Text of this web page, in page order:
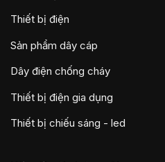
Thiết bị điện
Sản phẩm dây cáp
Dây điện chống cháy
Thiết bị điện gia dụng
Thiết bị chiếu sáng - led